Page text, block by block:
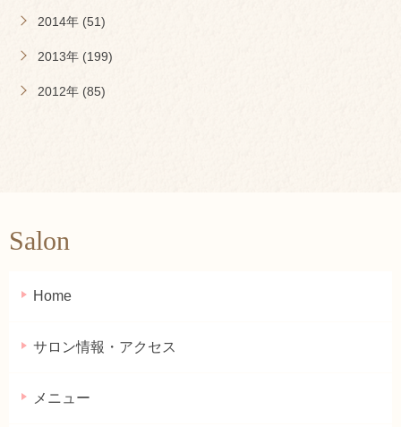
2014年 (51)
2013年 (199)
2012年 (85)
Salon
Home
サロン情報・アクセス
メニュー